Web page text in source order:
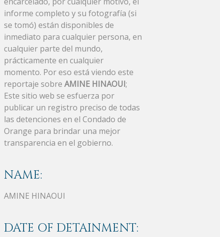
informe completo y su fotografía (si
se tomó) están disponibles de
inmediato para cualquier persona, en
cualquier parte del mundo,
prácticamente en cualquier
momento. Por eso está viendo este
reportaje sobre AMINE HINAOUI;
Este sitio web se esfuerza por
publicar un registro preciso de todas
las detenciones en el Condado de
Orange para brindar una mejor
transparencia en el gobierno.
NAME:
AMINE HINAOUI
DATE OF DETAINMENT: